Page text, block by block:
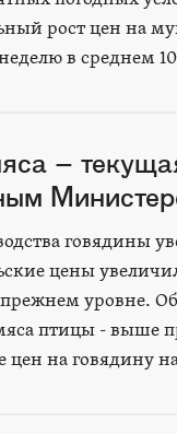
рост цен на
в среднем
–
говядины
цены
прежнем уровне.
птицы - выше
на говядину